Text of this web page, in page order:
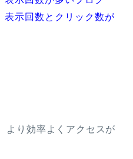
表示回数とクリック数が
より効率よくアクセスが